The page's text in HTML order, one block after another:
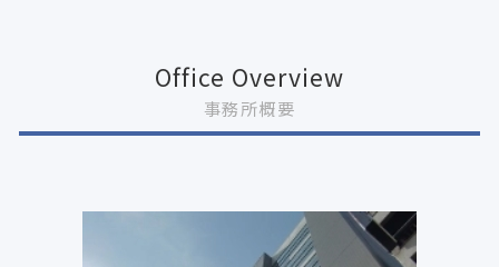
Office Overview
事務所概要